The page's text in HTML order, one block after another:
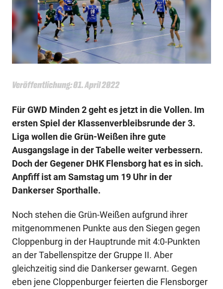
Veröffentlichung: 01. April 2022
Für GWD Minden 2 geht es jetzt in die Vollen. Im
ersten Spiel der Klassenverbleibsrunde der 3.
Liga wollen die Grün-Weißen ihre gute
Ausgangslage in der Tabelle weiter verbessern.
Doch der Gegener DHK Flensborg hat es in sich.
Anpfiff ist am Samstag um 19 Uhr in der
Dankerser Sporthalle.
Noch stehen die Grün-Weißen aufgrund ihrer
mitgenommenen Punkte aus den Siegen gegen
Cloppenburg in der Hauptrunde mit 4:0-Punkten
an der Tabellenspitze der Gruppe II. Aber
gleichzeitig sind die Dankerser gewarnt. Gegen
eben jene Cloppenburger feierten die Flensborger